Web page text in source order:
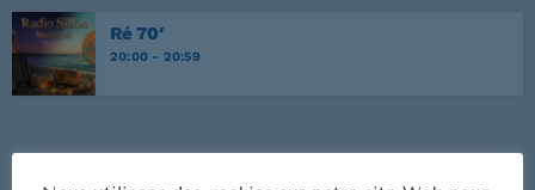
Ré 70′
20:00 - 20:59